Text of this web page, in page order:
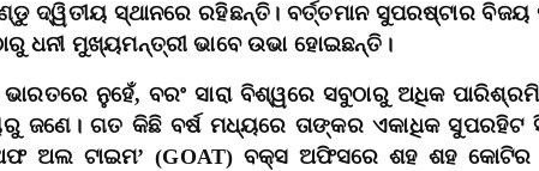
ଦ୍ୱିତୀୟ ସ୍ଥାନରେ ରହିଛନ୍ତି। ବର୍ତ୍ତମାନ ସୁପରଷ୍ଟାର
ଧନୀ ମୁଖ୍ୟମନ୍ତ୍ରୀ ଭାବେ ଉଭା ହୋଇଛନ୍ତି।
ନୁହେଁ, ବରଂ ସାରା ବିଶ୍ୱରେ ସବୁଠାରୁ ଅଧିକ
ଜଣେ। ଗତ କିଛି ବର୍ଷ ମଧ୍ୟରେ ତାଙ୍କର ଏକାଧିକ ସୁପରହିଟ
ଅଲ ଟାଇମ’ (GOAT) ବକ୍ସ ଅଫିସରେ ଶହ ଶହ କୋଟିର